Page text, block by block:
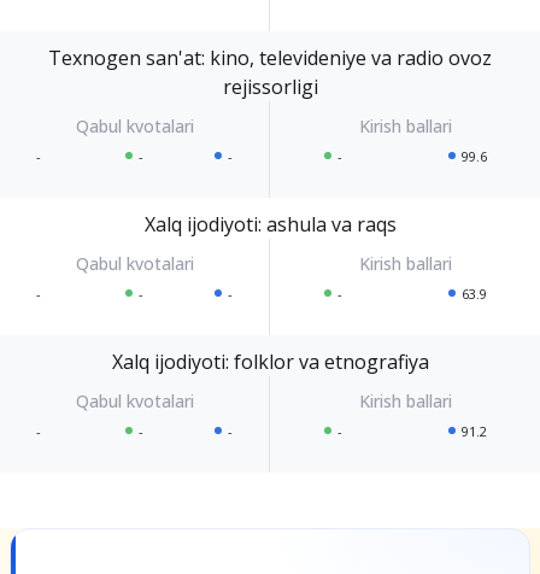
Texnogen san'at: kino, televideniye va radio ovoz
rejissorligi
- - - - 99.6
Xalq ijodiyoti: ashula va raqs
- - - - 63.9
Xalq ijodiyoti: folklor va etnografiya
- - - - 91.2